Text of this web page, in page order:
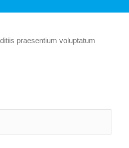
praesentium voluptatum